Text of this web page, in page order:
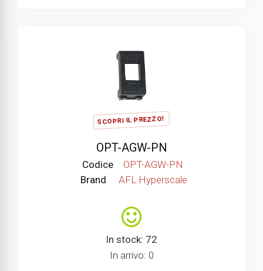
SCOPRI IL PREZZO!
OPT-AGW-PN
Codice
OPT-AGW-PN
Brand
AFL Hyperscale
In stock: 72
In arrivo: 0